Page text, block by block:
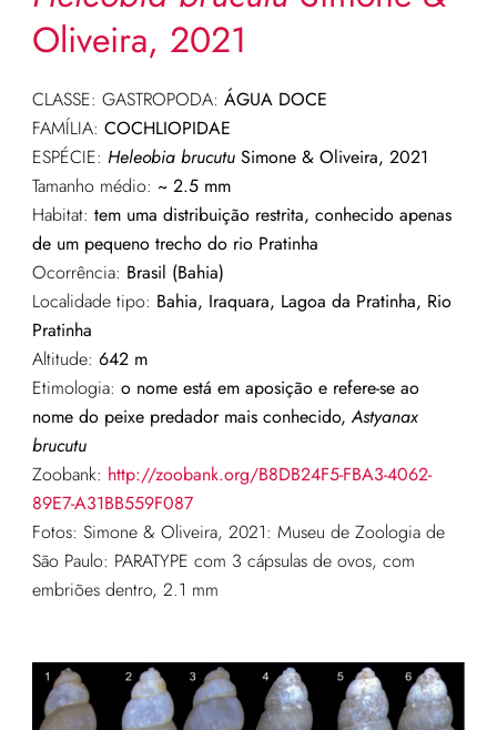
Oliveira, 2021
CLASSE: GASTROPODA: ÁGUA DOCE
FAMÍLIA: COCHLIOPIDAE
ESPÉCIE: Heleobia brucutuSimone & Oliveira, 2021
Tamanho médio: ~ 2.5 mm
Habitat: tem uma distribuição restrita, conhecido apenas
de um pequeno trecho do rio Pratinha
Ocorrência: Brasil (Bahia)
Localidade tipo: Bahia, Iraquara, Lagoa da Pratinha, Rio
Pratinha
Altitude: 642 m
Etimologia: o nome está em aposição e refere-se ao
nome do peixe predador mais conhecido,Astyanax
brucutu
Zoobank: http://zoobank.org/B8DB24F5-FBA3-4062-
89E7-A31BB559F087
Fotos: Simone & Oliveira, 2021: Museu de Zoologia de
São Paulo: PARATYPE com 3 cápsulas de ovos, com
embriões dentro, 2.1 mm